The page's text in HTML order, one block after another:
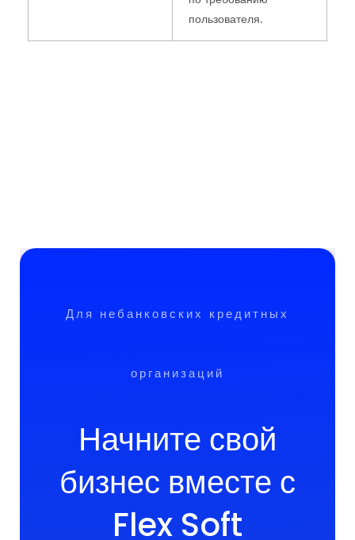
пользователя.
Для небанковских кредитных
организаций
Начните свой
бизнес вместе с
Flex Soft